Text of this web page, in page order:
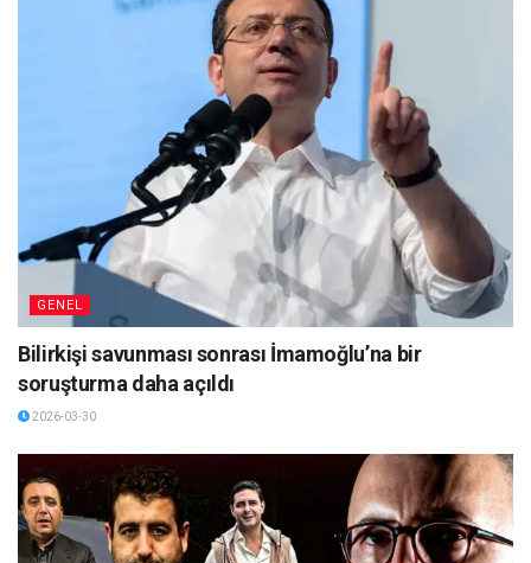
GENEL
Bilirkişi savunması sonrası İmamoğlu’na bir
soruşturma daha açıldı
2026-03-30